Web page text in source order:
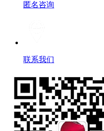
匿名咨询
联系我们